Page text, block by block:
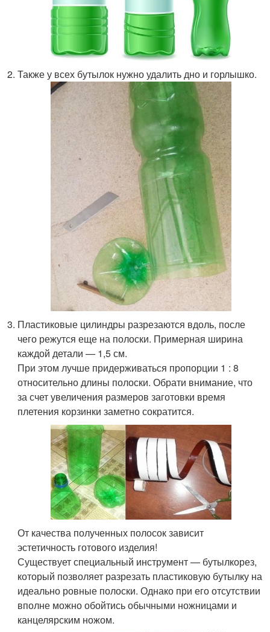
Также у всех бутылок нужно удалить дно и горлышко.
Пластиковые цилиндры разрезаются вдоль, после
чего режутся еще на полоски. Примерная ширина
каждой детали — 1,5 см.
При этом лучше придерживаться пропорции 1 : 8
относительно длины полоски. Обрати внимание, что
за счет увеличения размеров заготовки время
плетения корзинки заметно сократится.
От качества полученных полосок зависит
эстетичность готового изделия!
Существует специальный инструмент — бутылкорез,
который позволяет разрезать пластиковую бутылку на
идеально ровные полоски. Однако при его отсутствии
вполне можно обойтись обычными ножницами и
канцелярским ножом.